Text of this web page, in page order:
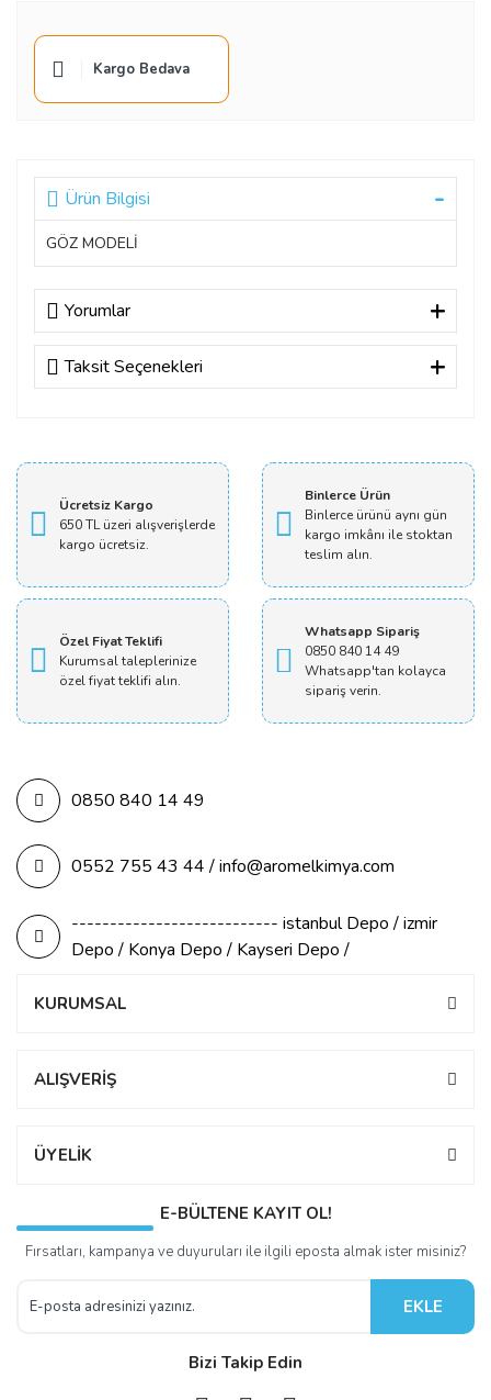
Kargo Bedava
Ürün Bilgisi
GÖZ MODELİ
Yorumlar
Bu ürüne ilk yorumu siz yapın!
Taksit Seçenekleri
Ücretsiz Kargo
650 TL üzeri alışverişlerde
kargo ücretsiz.
Binlerce Ürün
Binlerce ürünü aynı gün
kargo imkânı ile stoktan
teslim alın.
Özel Fiyat Teklifi
Kurumsal taleplerinize
özel fiyat teklifi alın.
Whatsapp Sipariş
0850 840 14 49
Whatsapp'tan kolayca
sipariş verin.
0850 840 14 49
0552 755 43 44 / info@aromelkimya.com
--------------------------- istanbul Depo / izmir
Depo / Konya Depo / Kayseri Depo /
KURUMSAL
ALIŞVERİŞ
ÜYELİK
E-BÜLTENE KAYIT OL!
Fırsatları, kampanya ve duyuruları ile ilgili eposta almak ister misiniz?
EKLE
Bizi Takip Edin